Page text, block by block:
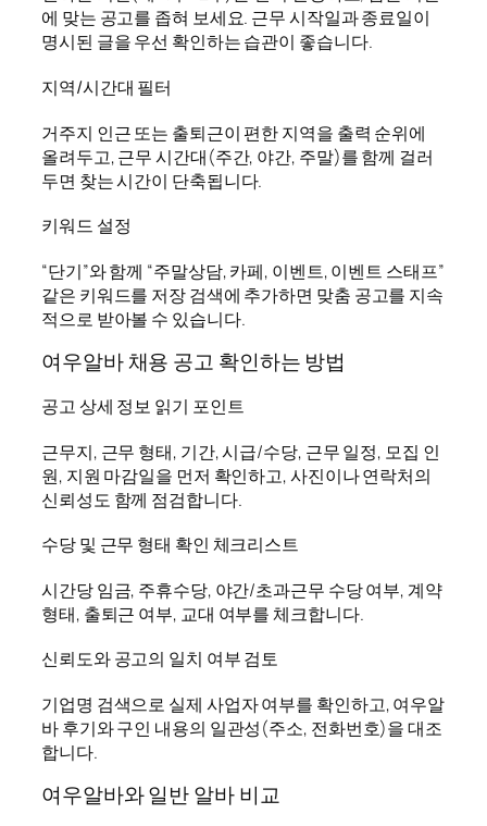
에 맞는 공고를 좁혀 보세요. 근무 시작일과 종료일이
명시된 글을 우선 확인하는 습관이 좋습니다.
지역/시간대 필터
거주지 인근 또는 출퇴근이 편한 지역을 출력 순위에
올려두고, 근무 시간대(주간, 야간, 주말)를 함께 걸러
두면 찾는 시간이 단축됩니다.
키워드 설정
“단기”와 함께 “주말상담, 카페, 이벤트, 이벤트 스태프”
같은 키워드를 저장 검색에 추가하면 맞춤 공고를 지속
적으로 받아볼 수 있습니다.
여우알바 채용 공고 확인하는 방법
공고 상세 정보 읽기 포인트
근무지, 근무 형태, 기간, 시급/수당, 근무 일정, 모집 인
원, 지원 마감일을 먼저 확인하고, 사진이나 연락처의
신뢰성도 함께 점검합니다.
수당 및 근무 형태 확인 체크리스트
시간당 임금, 주휴수당, 야간/초과근무 수당 여부, 계약
형태, 출퇴근 여부, 교대 여부를 체크합니다.
신뢰도와 공고의 일치 여부 검토
기업명 검색으로 실제 사업자 여부를 확인하고, 여우알
바 후기와 구인 내용의 일관성(주소, 전화번호)을 대조
합니다.
여우알바와 일반 알바 비교